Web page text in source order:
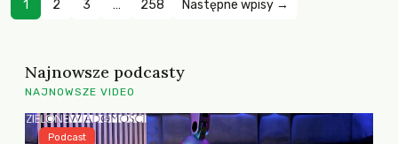
1 2 3 … 258 Następne wpisy →
Najnowsze podcasty
NAJNOWSZE VIDEO
Podcast